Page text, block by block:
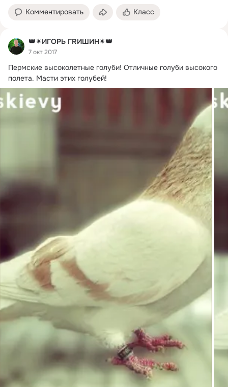
Комментировать Класс
👑✴ИГОРЬ ГRИШИН✴👑
7 окт 2017
Пермские высоколетные голуби! Отличные голуби высокого
полета. Масти этих голубей!